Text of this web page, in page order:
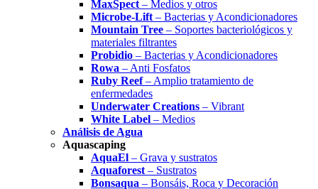
MaxSpect – Medios y otros
Microbe-Lift – Bacterias y Acondicionadores
Mountain Tree – Soportes bacteriológicos y
materiales filtrantes
Probidio – Bacterias y Acondicionadores
Rowa – Anti Fosfatos
Ruby Reef– Amplio tratamiento de
enfermedades
Underwater Creations – Vibrant
White Label – Medios
Análisis de Agua
Aquascaping
AquaEl – Grava y sustratos
Aquaforest – Sustratos
Bonsaqua – Bonsáis, Roca y Decoración